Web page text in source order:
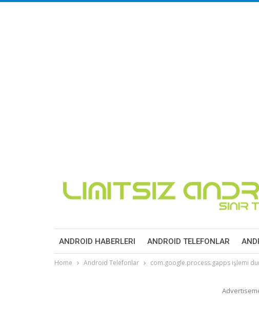
ANDROID HABERLERI ANDROID TELEFONLAR
Home Android Telefonlar com.google.process.gapps işlemi